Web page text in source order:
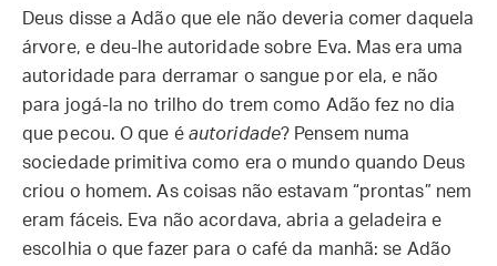
Deus disse a Adão que ele não deveria comer daquela
árvore, e deu-lhe autoridade sobre Eva. Mas era uma
autoridade para derramar o sangue por ela, e não
para jogá-la no trilho do trem como Adão fez no dia
que pecou. O que é autoridade? Pensem numa
sociedade primitiva como era o mundo quando Deus
criou o homem. As coisas não estavam “prontas” nem
eram fáceis. Eva não acordava, abria a geladeira e
escolhia o que fazer para o café da manhã: se Adão